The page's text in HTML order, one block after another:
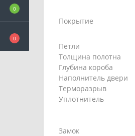
0
0
Покрытие
Петли
Толщина полотна
Глубина короба
Наполнитель двери
Терморазрыв
Уплотнитель
Замок